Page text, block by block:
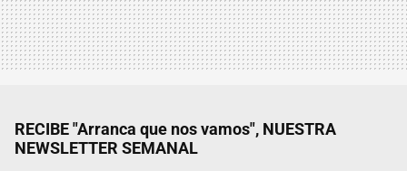
RECIBE "Arranca que nos vamos", NUESTRA
NEWSLETTER SEMANAL